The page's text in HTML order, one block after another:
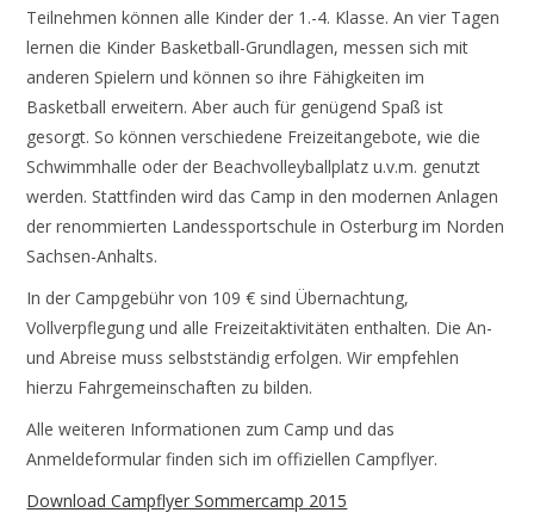
Teilnehmen können alle Kinder der 1.-4. Klasse. An vier Tagen
lernen die Kinder Basketball-Grundlagen, messen sich mit
anderen Spielern und können so ihre Fähigkeiten im
Basketball erweitern. Aber auch für genügend Spaß ist
gesorgt. So können verschiedene Freizeitangebote, wie die
Schwimmhalle oder der Beachvolleyballplatz u.v.m. genutzt
werden. Stattfinden wird das Camp in den modernen Anlagen
der renommierten Landessportschule in Osterburg im Norden
Sachsen-Anhalts.
In der Campgebühr von 109 € sind Übernachtung,
Vollverpflegung und alle Freizeitaktivitäten enthalten. Die An-
und Abreise muss selbstständig erfolgen. Wir empfehlen
hierzu Fahrgemeinschaften zu bilden.
Alle weiteren Informationen zum Camp und das
Anmeldeformular finden sich im offiziellen Campflyer.
Download Campflyer Sommercamp 2015